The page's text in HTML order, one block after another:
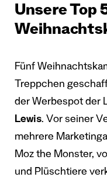
Unsere Top
Fünf
Treppchen
der Werbespot der
Lewis. Vor seiner
mehrere
Moz the Monster,
und Plüschtiere